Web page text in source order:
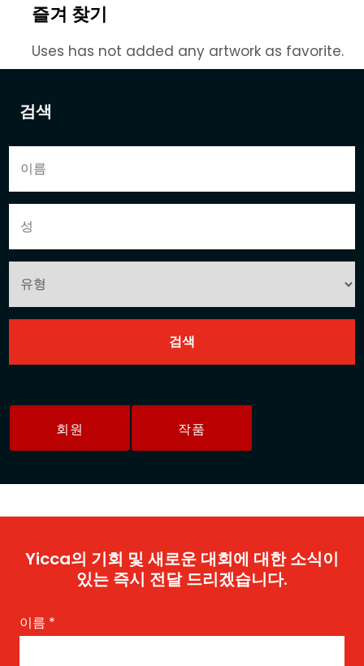
검색
회원 작품
즐겨 찾기
Uses has not added any artwork as favorite.
Yicca의 기회 및 새로운 대회에 대한 소식이
있는 즉시 전달 드리겠습니다.
이름 *